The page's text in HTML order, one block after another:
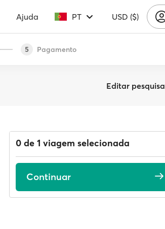
Ajuda PT USD ($)
5 Pagamento
Editar pesquisa
0 de 1 viagem selecionada
Continuar